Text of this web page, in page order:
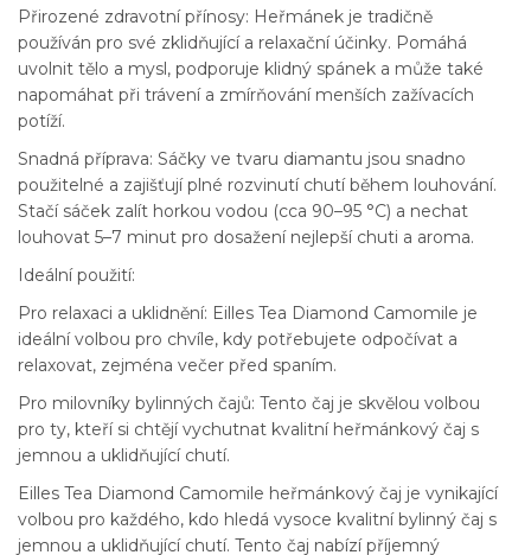
Přirozené zdravotní přínosy: Heřmánek je tradičně
používán pro své zklidňující a relaxační účinky. Pomáhá
uvolnit tělo a mysl, podporuje klidný spánek a může také
napomáhat při trávení a zmírňování menších zažívacích
potíží.
Snadná příprava: Sáčky ve tvaru diamantu jsou snadno
použitelné a zajišťují plné rozvinutí chutí během louhování.
Stačí sáček zalít horkou vodou (cca 90–95 °C) a nechat
louhovat 5–7 minut pro dosažení nejlepší chuti a aroma.
Ideální použití:
Pro relaxaci a uklidnění: Eilles Tea Diamond Camomile je
ideální volbou pro chvíle, kdy potřebujete odpočívat a
relaxovat, zejména večer před spaním.
Pro milovníky bylinných čajů: Tento čaj je skvělou volbou
pro ty, kteří si chtějí vychutnat kvalitní heřmánkový čaj s
jemnou a uklidňující chutí.
Eilles Tea Diamond Camomile heřmánkový čaj je vynikající
volbou pro každého, kdo hledá vysoce kvalitní bylinný čaj s
jemnou a uklidňující chutí. Tento čaj nabízí příjemný